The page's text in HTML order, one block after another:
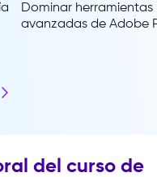
Dominar herramientas
avanzadas de Adobe
del curso de